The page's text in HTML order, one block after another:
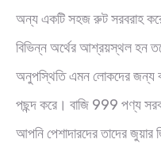
অন্য একটি সহজ রুট সরবরাহ
বিভিন্ন অর্থের আশ্রয়স্থল হন
অনুপস্থিতি এমন লোকদের জন্য
পছন্দ করে। বাজি 999 পণ্য
আপনি পেশাদারদের তাদের জুয়ার